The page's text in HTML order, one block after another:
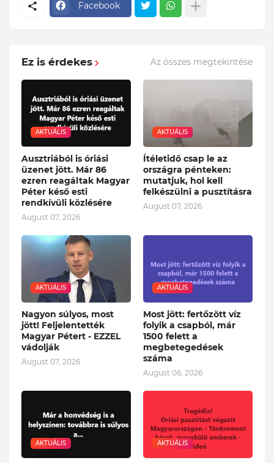
Facebook
Ez is érdekes Az összes megtekintése
AKTUÁLIS
Ausztriából is óriási
üzenet jött. Már 86
ezren reagáltak Magyar
Péter késő esti
rendkívüli közlésére
August 07, 2026
AKTUÁLIS
Ítéletidő csap le az
országra pénteken:
mutatjuk, hol kell
felkészülni a pusztításra
August 07, 2026
AKTUÁLIS
Nagyon súlyos, most
jött! Feljelentették
Magyar Pétert - EZZEL
vádolják
August 07, 2026
AKTUÁLIS
Most jött: fertőzött víz
folyik a csapból, már
1500 felett a
megbetegedések
száma
August 06, 2026
AKTUÁLIS AKTUÁLIS